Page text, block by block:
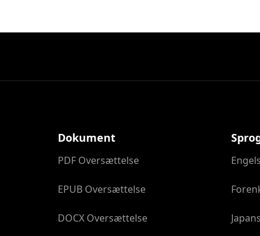
Dokument
PDF Oversættelse
EPUB Oversættelse
DOCX Oversættelse